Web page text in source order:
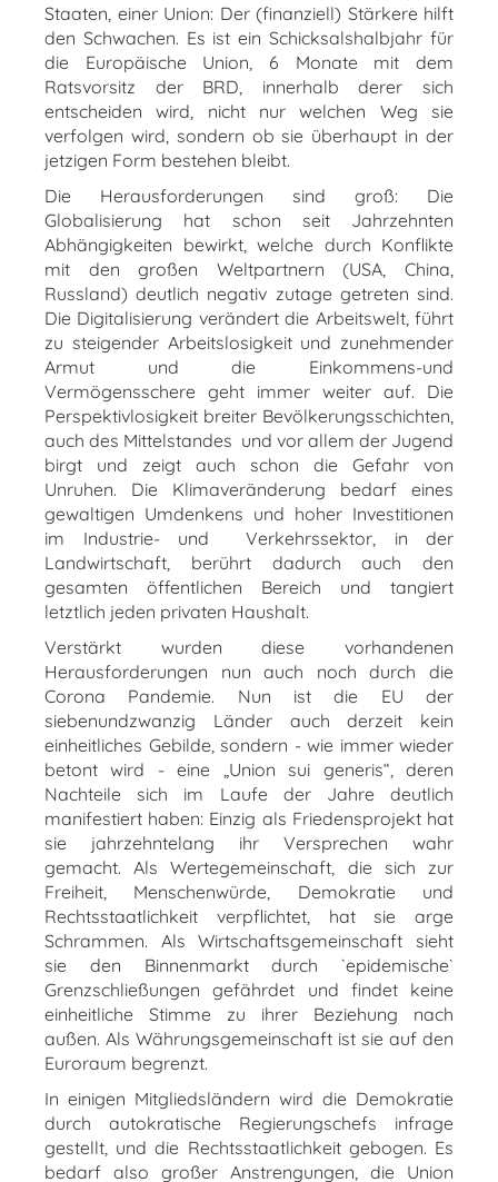
Staaten, einer Union: Der (finanziell) Stärkere hilft
den Schwachen. Es ist ein Schicksalshalbjahr für
die Europäische Union, 6 Monate mit dem
Ratsvorsitz der BRD, innerhalb derer sich
entscheiden wird, nicht nur welchen Weg sie
verfolgen wird, sondern ob sie überhaupt in der
jetzigen Form bestehen bleibt.
Die Herausforderungen sind groß: Die
Globalisierung hat schon seit Jahrzehnten
Abhängigkeiten bewirkt, welche durch Konflikte
mit den großen Weltpartnern (USA, China,
Russland) deutlich negativ zutage getreten sind.
Die Digitalisierung verändert die Arbeitswelt, führt
zu steigender Arbeitslosigkeit und zunehmender
Armut und die Einkommens-und
Vermögensschere geht immer weiter auf. Die
Perspektivlosigkeit breiter Bevölkerungsschichten,
auch des Mittelstandes und vor allem der Jugend
birgt und zeigt auch schon die Gefahr von
Unruhen. Die Klimaveränderung bedarf eines
gewaltigen Umdenkens und hoher Investitionen
im Industrie- und Verkehrssektor, in der
Landwirtschaft, berührt dadurch auch den
gesamten öffentlichen Bereich und tangiert
letztlich jeden privaten Haushalt.
Verstärkt wurden diese vorhandenen
Herausforderungen nun auch noch durch die
Corona Pandemie. Nun ist die EU der
siebenundzwanzig Länder auch derzeit kein
einheitliches Gebilde, sondern - wie immer wieder
betont wird - eine „Union sui generis“, deren
Nachteile sich im Laufe der Jahre deutlich
manifestiert haben: Einzig als Friedensprojekt hat
sie jahrzehntelang ihr Versprechen wahr
gemacht. Als Wertegemeinschaft, die sich zur
Freiheit, Menschenwürde, Demokratie und
Rechtsstaatlichkeit verpflichtet, hat sie arge
Schrammen. Als Wirtschaftsgemeinschaft sieht
sie den Binnenmarkt durch `epidemische`
Grenzschließungen gefährdet und findet keine
einheitliche Stimme zu ihrer Beziehung nach
außen. Als Währungsgemeinschaft ist sie auf den
Euroraum begrenzt.
In einigen Mitgliedsländern wird die Demokratie
durch autokratische Regierungschefs infrage
gestellt, und die Rechtsstaatlichkeit gebogen. Es
bedarf also großer Anstrengungen, die Union